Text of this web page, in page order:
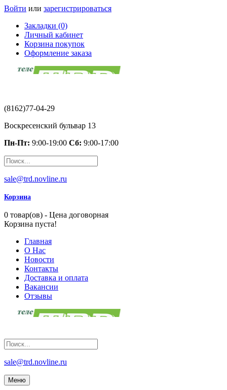
Войти или зарегистрироваться
Закладки (0)
Личный кабинет
Корзина покупок
Оформление заказа
(8162)77-04-29
Воскресенский бульвар 13
Пн-Пт: 9:00-19:00 Сб: 9:00-17:00
sale@trd.novline.ru
Корзина
0 товар(ов) - Цена договорная
Корзина пуста!
Главная
О Нас
Новости
Контакты
Доставка и оплата
Вакансии
Отзывы
sale@trd.novline.ru
Меню